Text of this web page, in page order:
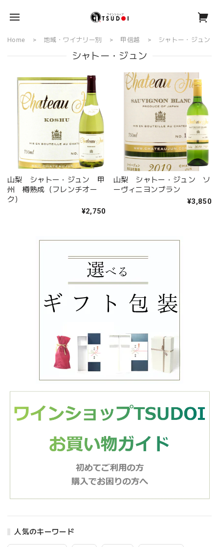
人気のキーワード
Home 地域・ワイナリー別 甲信越 シャトー・ジュン
シャトー・ジュン
山梨 シャトー・ジュン 甲
州 樽熟成（フレンチオー
ク）
¥2,750
山梨 シャトー・ジュン ソ
ーヴィニヨンブラン
¥3,850